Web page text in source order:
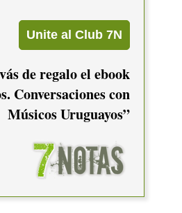
de regalo el ebook
Conversaciones con
Músicos Uruguayos”